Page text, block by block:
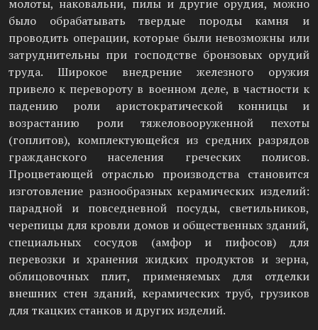
молоты, наковальни, пилы и другие орудия, можно
было обрабатывать твердые породы камня и
проводить операции, которые были невозможны или
затруднительны при господстве бронзовых орудий
труда. Широкое внедрение железного оружия
привело к перевороту в военном деле, в частности к
падению роли аристократической конницы и
возрастанию роли тяжеловооруженной пехоты
(гоплитов), комплектующейся из средних разрядов
гражданского населения греческих полисов.
Процветающей отраслью производства становится
изготовление разнообразных керамических изделий:
парадной и повседневной посуды, светильников,
черепицы для кровли домов и общественных зданий,
специальных сосудов (амфор и пифосов) для
перевозки и хранения жидких продуктов и зерна,
облицовочных плит, применяемых для отделки
внешних стен зданий, керамических труб, грузиков
для ткацких станков и других изделий.